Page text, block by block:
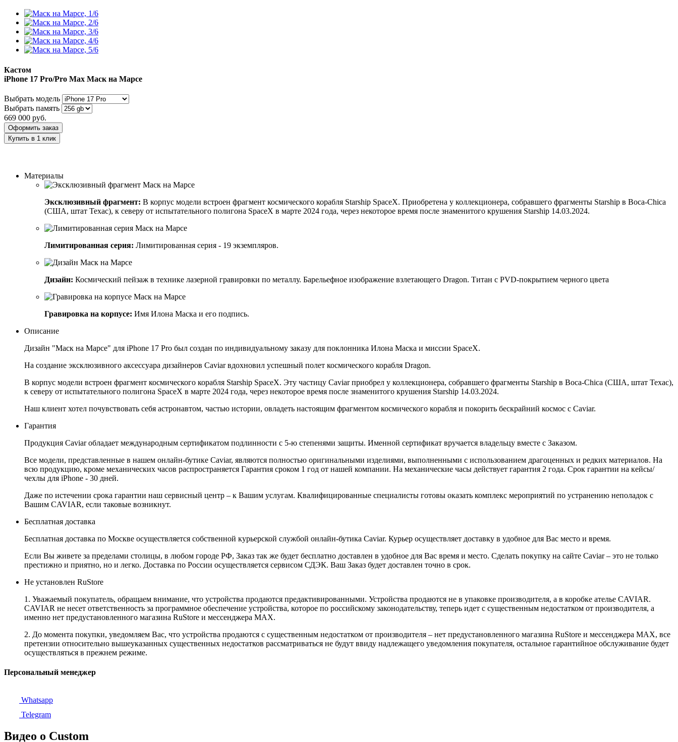
Кастом
iPhone 17 Pro/Pro Max Маск на Марсе
Выбрать модель
Выбрать память
669 000 руб.
Оформить заказ
Купить в 1 клик
Материалы
Эксклюзивный фрагмент: В корпус модели встроен фрагмент космического корабля Starship SpaceX. Приобретена у коллекционера, собравшего фрагменты Starship в Boca-Chica
(США, штат Техас), к северу от испытательного полигона SpaceX в марте 2024 года, через некоторое время после знаменитого крушения Starship 14.03.2024.
Лимитированная серия: Лимитированная серия - 19 экземпляров.
Дизайн: Космический пейзаж в технике лазерной гравировки по металлу. Барельефное изображение взлетающего Dragon. Титан с PVD-покрытием черного цвета
Гравировка на корпусе: Имя Илона Маска и его подпись.
Описание
Дизайн "Маск на Марсе" для iPhone 17 Pro был создан по индивидуальному заказу для поклонника Илона Маска и миссии SpaceX.
На создание эксклюзивного аксессуара дизайнеров Caviar вдохновил успешный полет космического корабля Dragon.
В корпус модели встроен фрагмент космического корабля Starship SpaceX. Эту частицу Caviar приобрел у коллекционера, собравшего фрагменты Starship в Boca-Chica (США, штат Техас),
к северу от испытательного полигона SpaceX в марте 2024 года, через некоторое время после знаменитого крушения Starship 14.03.2024.
Наш клиент хотел почувствовать себя астронавтом, частью истории, овладеть настоящим фрагментом космического корабля и покорить бескрайний космос с Caviar.
Гарантия
Продукция Caviar обладает международным сертификатом подлинности с 5-ю степенями защиты. Именной сертификат вручается владельцу вместе с Заказом.
Все модели, представленные в нашем онлайн-бутике Caviar, являются полностью оригинальными изделиями, выполненными с использованием драгоценных и редких материалов. На
всю продукцию, кроме механических часов распространяется Гарантия сроком 1 год от нашей компании. На механические часы действует гарантия 2 года. Срок гарантии на кейсы/
чехлы для iPhone - 30 дней.
Даже по истечении срока гарантии наш сервисный центр – к Вашим услугам. Квалифицированные специалисты готовы оказать комплекс мероприятий по устранению неполадок с
Вашим CAVIAR, если таковые возникнут.
Бесплатная доставка
Бесплатная доставка по Москве осуществляется собственной курьерской службой онлайн-бутика Caviar. Курьер осуществляет доставку в удобное для Вас место и время.
Если Вы живете за пределами столицы, в любом городе РФ, Заказ так же будет бесплатно доставлен в удобное для Вас время и место. Сделать покупку на сайте Caviar – это не только
престижно и приятно, но и легко. Доставка по России осуществляется сервисом СДЭК. Ваш Заказ будет доставлен точно в срок.
Не установлен RuStore
1. Уважаемый покупатель, обращаем внимание, что устройства продаются предактивированными. Устройства продаются не в упаковке производителя, а в коробке ателье CAVIAR.
CAVIAR не несет ответственность за программное обеспечение устройства, которое по российскому законодательству, теперь идет с существенным недостатком от производителя, а
именно нет предустановленного магазина RuStore и мессенджера MAX.
2. До момента покупки, уведомляем Вас, что устройства продаются с существенным недостатком от производителя – нет предустановленного магазина RuStore и мессенджера MAX, все
претензии относительно вышеуказанных существенных недостатков рассматриваться не будут ввиду надлежащего уведомления покупателя, остальное гарантийное обслуживание будет
осуществляться в прежнем режиме.
Персональный менеджер
Whatsapp
Telegram
Видео о Custom